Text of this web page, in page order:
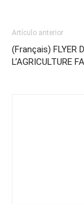
Artículo anterior
(Français) FLYER
L’AGRICULTURE